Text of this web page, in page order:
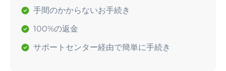
手間のかからないお手続き
100%の返金
サポートセンター経由で簡単に手続き